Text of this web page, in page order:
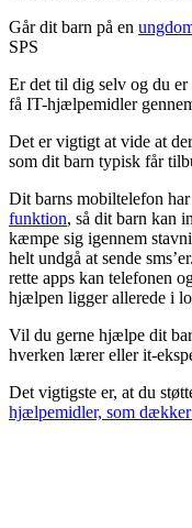
Går dit barn på en
SPS
Er det til dig selv og du er
få IT-hjælpemidler
Det er vigtigt at vide at
som dit barn typisk får
Dit barns mobiltelefon
funktion, så dit barn kan
kæmpe sig igennem
helt undgå at sende
rette apps kan telefonen
hjælpen ligger allerede i
Vil du gerne hjælpe dit
hverken lærer eller it-
Det vigtigste er, at du
hjælpemidler, som